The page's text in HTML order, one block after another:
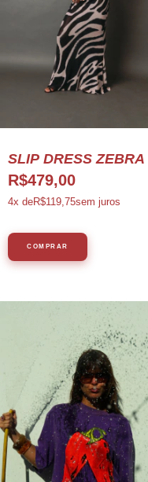
SLIP DRESS ZEBRA
R$479,00
4x deR$119,75sem juros
COMPRAR